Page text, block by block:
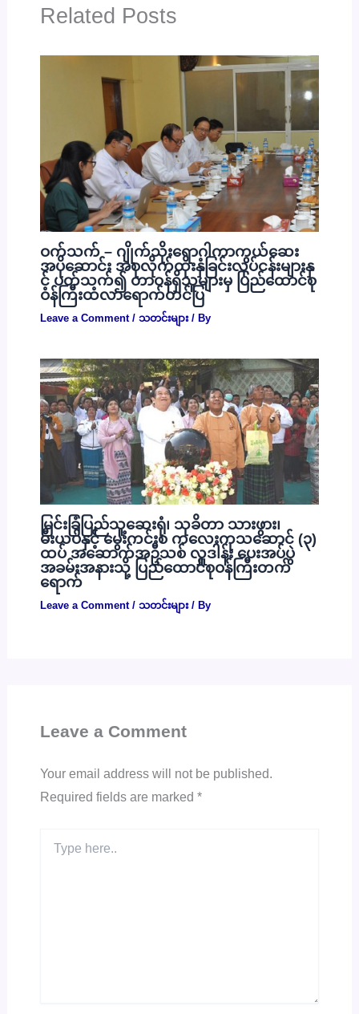
Related Posts
ဝက်သက် – ဂျိုက်သိုးရောဂါကာကွယ်ဆေး
အပိုဆောင်း အစုလိုက်ထိုးနှံခြင်းလုပ်ငန်းများနှ
င့် ပတ်သက်၍ တာဝန်ရှိသူများမှ ပြည်ထောင်စု
ဝန်ကြီးထံလာရောက်တင်ပြ
Leave a Comment / သတင်းများ/ By
မြင်းခြံပြည်သူ့ဆေးရုံ၊ သုခိတာ သားဖွား၊
မီးယပ်နှင့် မွေးကင်းစ ကလေးကုသဆောင် (၃)
ထပ် အဆောက်အဦသစ် လှူဒါန်း ပေးအပ်ပွဲ
အခမ်းအနားသို့ ပြည်ထောင်စုဝန်ကြီးတက်
ရောက်
Leave a Comment / သတင်းများ/ By
Leave a Comment
Your email address will not be published.
Required fields are marked *
here..